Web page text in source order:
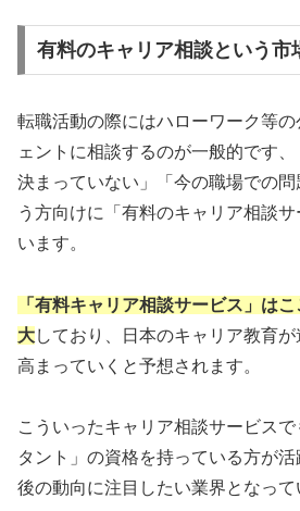
有料のキャリア相談という市
転職活動の際にはハローワーク等
ェントに相談するのが一般的です
決まっていない」「今の職場での
う方向けに「有料のキャリア相談
います。
「有料キャリア相談サービス」は
大しており、日本のキャリア教育
高まっていくと予想されます。
こういったキャリア相談サービス
タント」の資格を持っている方が
後の動向に注目したい業界となって